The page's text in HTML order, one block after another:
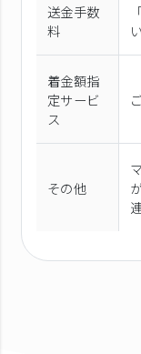
送金手数
料
着金額指
定サービ
ス
その他